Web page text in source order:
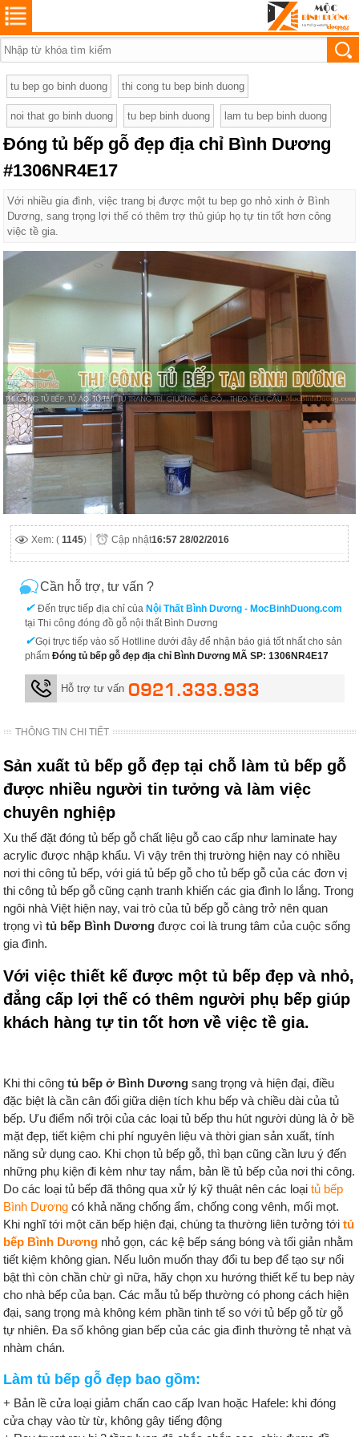
tu bep go binh duong thi cong tu bep binh duong
noi that go binh duong tu bep binh duong lam tu bep binh duong
Đóng tủ bếp gỗ đẹp địa chỉ Bình Dương
#1306NR4E17
Với nhiều gia đình, việc trang bị được một tu bep go nhỏ xinh ở Bình
Dương, sang trọng lợi thế có thêm trợ thủ giúp họ tự tin tốt hơn công
việc tề gia.
Xem: ( 1145) Cập nhật16:57 28/02/2016
Cần hỗ trợ, tư vấn ?
✔Đến trực tiếp địa chỉ của Nội Thất Bình Dương - MocBinhDuong.com
tại Thi công đóng đồ gỗ nội thất Bình Dương
✔Gọi trực tiếp vào số Hotlline dưới đây để nhận báo giá tốt nhất cho sản
phẩm Đóng tủ bếp gỗ đẹp địa chỉ Bình Dương MÃ SP: 1306NR4E17
Hỗ trợ tư vấn 0921.333.933
THÔNG TIN CHI TIẾT
Sản xuất tủ bếp gỗ đẹp tại chỗ làm tủ bếp gỗ
được nhiều người tin tưởng và làm việc
chuyên nghiệp
Xu thế đặt đóng tủ bếp gỗ chất liệu gỗ cao cấp như laminate hay
acrylic được nhập khẩu. Vì vậy trên thị trường hiện nay có nhiều
nơi thi công tủ bếp, với giá tủ bếp gỗ cho tủ bếp gỗ của các đơn vị
thi công tủ bếp gỗ cũng cạnh tranh khiến các gia đình lo lắng. Trong
ngôi nhà Việt hiện nay, vai trò của tủ bếp gỗ càng trở nên quan
trọng vìtủ bếp Bình Dương được coi là trung tâm của cuộc sống
gia đình.
Với việc thiết kế được một tủ bếp đẹp và nhỏ,
đẳng cấp lợi thế có thêm người phụ bếp giúp
khách hàng tự tin tốt hơn về việc tề gia.
Khi thi côngtủ bếp ở Bình Dương sang trọng và hiện đại, điều
đặc biệt là cần cân đối giữa diện tích khu bếp và chiều dài của tủ
bếp. Ưu điểm nổi trội của các loại tủ bếp thu hút người dùng là ở bề
mặt đẹp, tiết kiệm chi phí nguyên liệu và thời gian sản xuất, tính
năng sử dụng cao. Khi chọn tủ bếp gỗ, thì bạn cũng cần lưu ý đến
những phụ kiện đi kèm như tay nắm, bản lề tủ bếp của nơi thi công.
Do các loại tủ bếp đã thông qua xử lý kỹ thuật nên các loạitủ bếp
Bình Dương có khả năng chống ẩm, chống cong vênh, mối mọt.
Khi nghĩ tới một căn bếp hiện đại, chúng ta thường liên tưởng tớitủ
bếp Bình Dương nhỏ gọn, các kệ bếp sáng bóng và tối giản nhằm
tiết kiệm không gian. Nếu luôn muốn thay đổi tu bep để tạo sự nổi
bật thì còn chần chừ gì nữa, hãy chọn xu hướng thiết kế tu bep này
cho nhà bếp của bạn. Các mẫu tủ bếp thường có phong cách hiện
đại, sang trọng mà không kém phần tinh tế so với tủ bếp gỗ từ gỗ
tự nhiên. Đa số không gian bếp của các gia đình thường tẻ nhạt và
nhàm chán.
Làm tủ bếp gỗ đẹp bao gồm:
+ Bản lề cửa loại giảm chấn cao cấp Ivan hoặc Hafele: khi đóng
cửa chạy vào từ từ, không gây tiếng động